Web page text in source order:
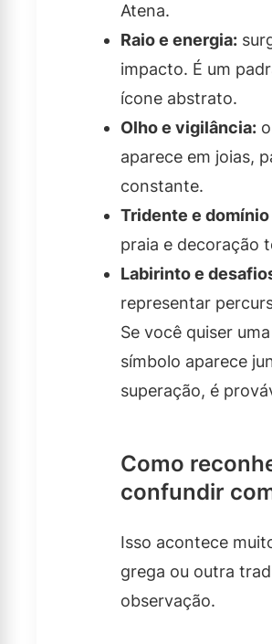
Atena.
Raio e energia:
impacto. É um
ícone abstrato.
Olho e vigilância:
aparece em joias,
constante.
Tridente e domínio
praia e decoração
Labirinto e
representar
Se você quiser
símbolo aparece
superação, é
Como
confundir
Isso acontece
grega ou outra
observação.